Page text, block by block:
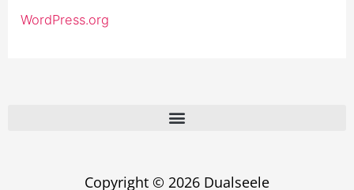
WordPress.org
Copyright © 2026 Dualseele